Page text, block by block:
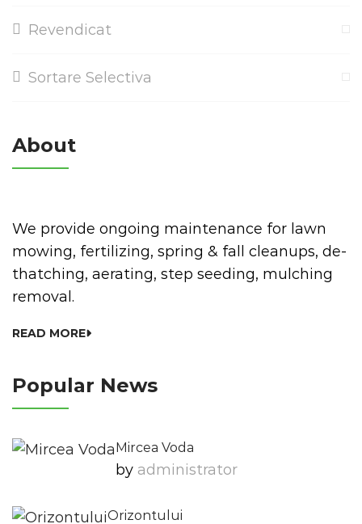
Revendicat
Sortare Selectiva
About
We provide ongoing maintenance for lawn
mowing, fertilizing, spring & fall cleanups, de-
thatching, aerating, step seeding, mulching
removal.
READ MORE
Popular News
Mircea Voda
by Administrator
Orizontului